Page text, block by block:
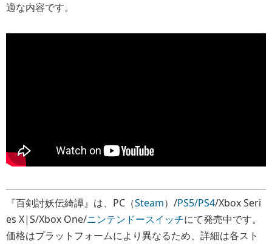
適な内容です。
『百剣討妖伝綺譚』は、PC（Steam）/PS5/PS4/Xbox Seri
es X|S/Xbox One/ニンテンドースイッチにて発売中です。
価格はプラットフォームにより異なるため、詳細は各スト